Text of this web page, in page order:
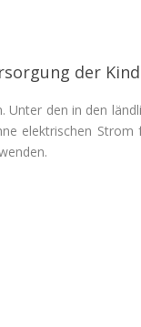
der
den in den
elektrischen